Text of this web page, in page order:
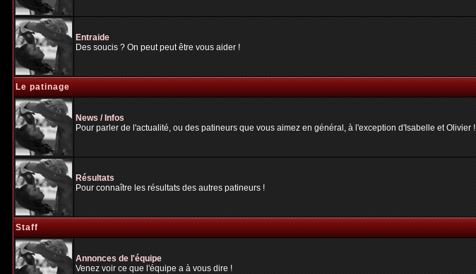
Entraide
Des soucis ? On peut peut être vous aider !
Le patinage
News / Infos
Pour parler de l'actualité, ou des patineurs que vous aimez en général, à l'exception d'Isabelle et Olivier !
Résultats
Pour connaître les résultats des autres patineurs !
Staff
Annonces de l'équipe
Venez voir ce que l'équipe a à vous dire !